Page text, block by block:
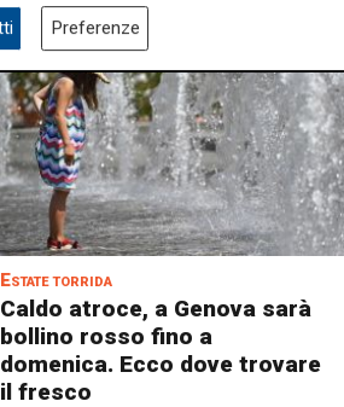
Estate torrida
Caldo atroce, a Genova sarà
bollino rosso fino a
domenica. Ecco dove trovare
il fresco
Preferenze